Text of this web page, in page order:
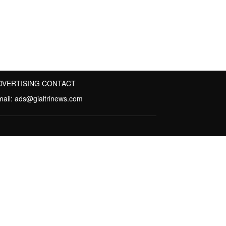
CONTACT
ads@giaitrinews.com